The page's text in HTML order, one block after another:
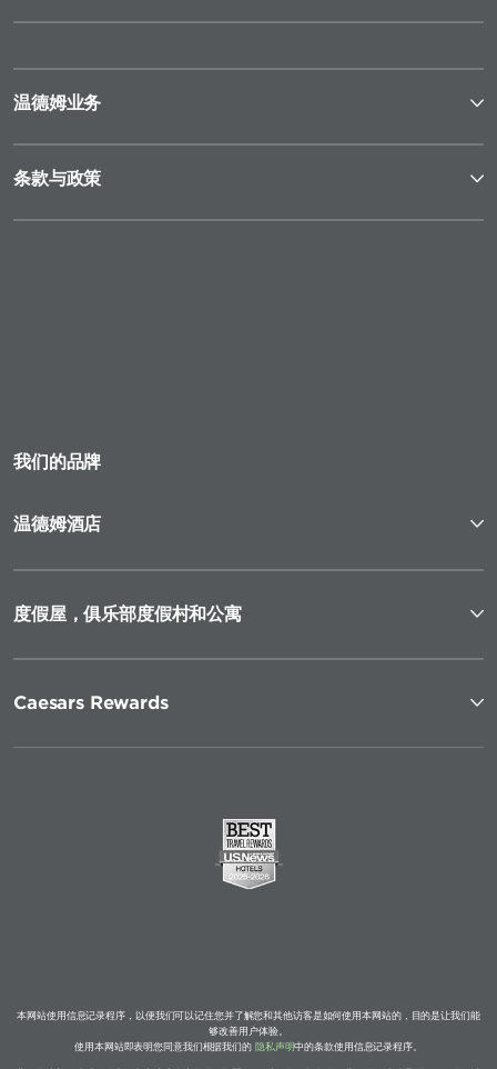
温德姆业务
条款与政策
我们的品牌
温德姆酒店
度假屋，俱乐部度假村和公寓
Caesars Rewards
本网站使用信息记录程序，以便我们可以记住您并了解您和其他访客是如何使用本网站的，目的是让我们能
够改善用户体验。
使用本网站即表明您同意我们根据我们的 隐私声明中的条款使用信息记录程序。